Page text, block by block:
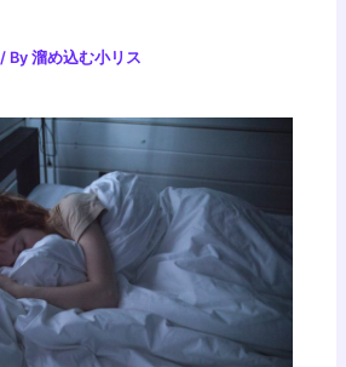
/ By溜め込む小リス